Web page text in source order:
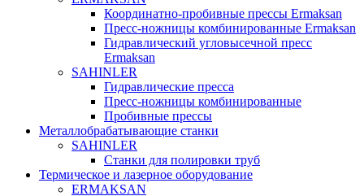
Координатно-пробивные прессы Ermaksan
Пресс-ножницы комбинированные Ermaksan
Гидравлический угловысечной пресс
Ermaksan
SAHINLER
Гидравлические пресса
Пресс-ножницы комбинированные
Пробивные прессы
Металлобрабатывающие станки
SAHINLER
Станки для полировки труб
Термическое и лазерное оборудование
ERMAKSAN